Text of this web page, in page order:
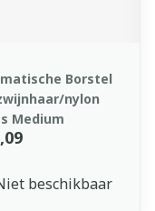
Borstel
nylon
Medium
beschikbaar